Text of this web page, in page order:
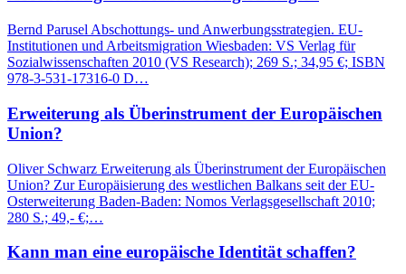
Bernd Parusel Abschottungs- und Anwerbungsstrategien. EU-
Institutionen und Arbeitsmigration Wiesbaden: VS Verlag für
Sozialwissenschaften 2010 (VS Research); 269 S.; 34,95 €; ISBN
978-3-531-17316-0 D…
Erweiterung als Überinstrument der Europäischen
Union?
Oliver Schwarz Erweiterung als Überinstrument der Europäischen
Union? Zur Europäisierung des westlichen Balkans seit der EU-
Osterweiterung Baden-Baden: Nomos Verlagsgesellschaft 2010;
280 S.; 49,- €;…
Kann man eine europäische Identität schaffen?